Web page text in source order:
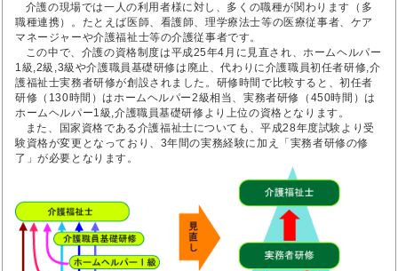
介護の現場では一人の利用者様に対し、多くの職種が関わります（多
職種連携）。たとえば医師、看護師、理学療法士等の医療従事者、ケア
マネージャーや介護福祉士等の介護従事者です。
この中で、介護の資格制度は平成25年4月に見直され、ホームヘルパー
1級,2級,3級や介護職員基礎研修は廃止、代わりに介護職員初任者研修,介
護福祉士実務者研修が創設されました。研修時間で比較すると、初任者
研修（130時間）はホームヘルパー2級相当、実務者研修（450時間）は
ホームヘルパー1級,介護職員基礎研修より上位の資格となります。
また、国家資格である介護福祉士についても、平成28年度試験より受
験資格が変更となっており、3年間の実務経験に加え「実務者研修の修
了」が必要となります。